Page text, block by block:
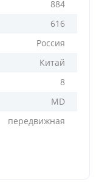
884
616
Россия
Китай
8
MD
передвижная